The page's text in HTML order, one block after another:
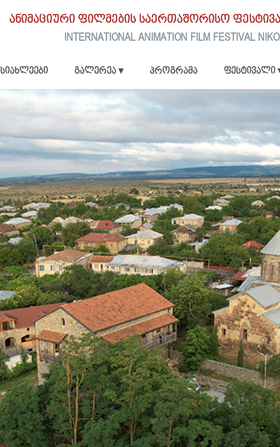
ანიმაციური ფილმების საერთაშორისო
INTERNATIONAL ANIMATION FILM FESTIVAL
სიახლეები გალერეა ▾ პროგრამა ფესტივალი